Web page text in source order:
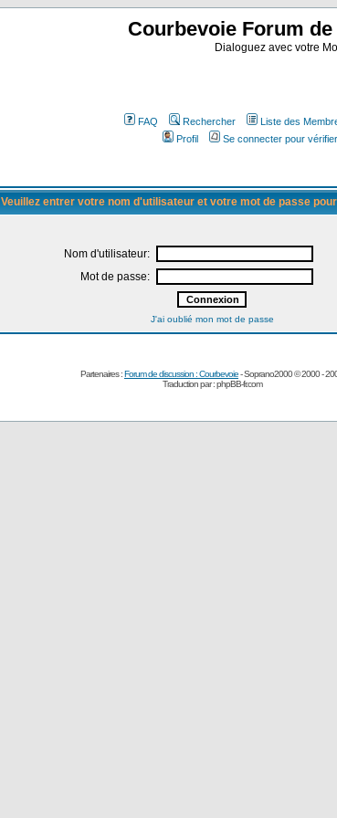
Courbevoie Forum
Dialoguez avec votre
FAQ Rechercher Liste des
Profil
Se connecter pour
Veuillez entrer votre nom d'utilisateur et votre mot de passe
Nom d'utilisateur:
Mot de passe:
J'ai oublié mon mot de passe
Partenaires :Forum de discussion : Courbevoie- Soprano2000 © 2000 -
Traduction par :phpBB-fr.com